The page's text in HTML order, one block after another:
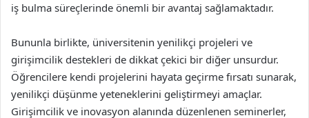
iş bulma süreçlerinde önemli bir avantaj sağlamaktadır.
Bununla birlikte, üniversitenin yenilikçi projeleri ve
girişimcilik destekleri de dikkat çekici bir diğer unsurdur.
Öğrencilere kendi projelerini hayata geçirme fırsatı sunarak,
yenilikçi düşünme yeteneklerini geliştirmeyi amaçlar.
Girişimcilik ve inovasyon alanında düzenlenen seminerler,